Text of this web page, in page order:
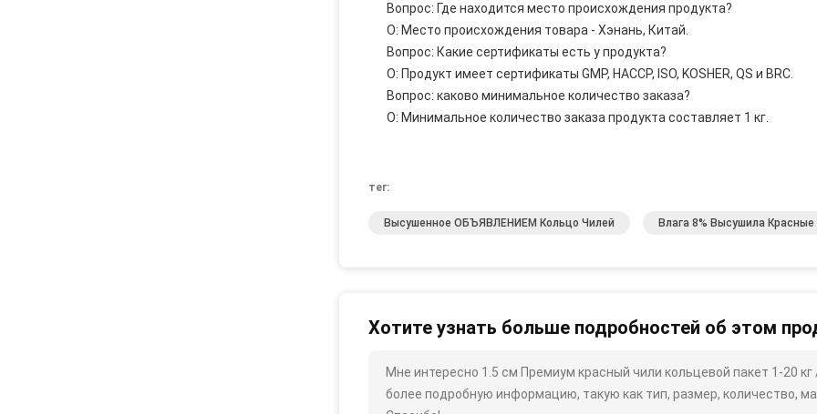
Вопрос: Где находится место происхождения продукта?
О: Место происхождения товара - Хэнань, Китай.
Вопрос: Какие сертификаты есть у продукта?
О: Продукт имеет сертификаты GMP, HACCP, ISO, KOSHER, QS и BRC.
Вопрос: каково минимальное количество заказа?
О: Минимальное количество заказа продукта составляет 1 кг.
тег:
Высушенное ОБЪЯВЛЕНИЕМ Кольцо Чилей Влага 8% Высушила
Хотите узнать больше подробностей об этом
Мне интересно 1.5 см Премиум красный чили кольцевой пакет 1-20
более подробную информацию, такую ​​как тип, размер, количество,